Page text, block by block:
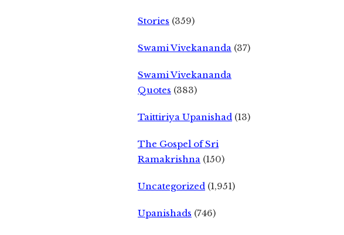
Stories (359)
Swami Vivekananda (37)
Swami Vivekananda
Quotes (383)
Taittiriya Upanishad (13)
The Gospel of Sri
Ramakrishna (150)
Uncategorized (1,951)
Upanishads (746)